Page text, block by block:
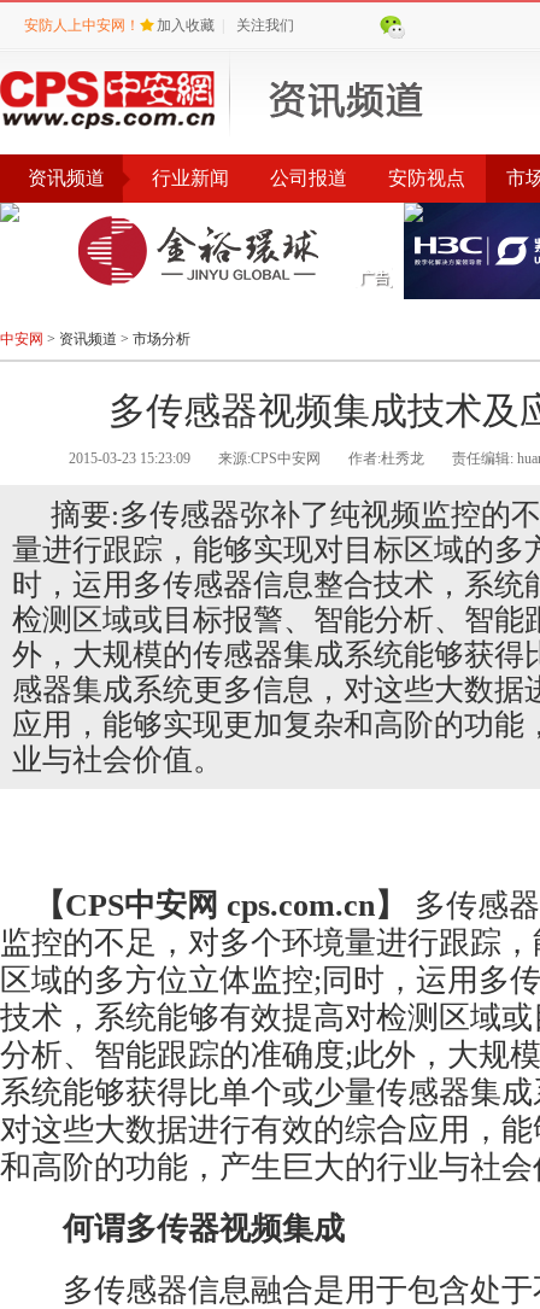
安防人上中安网！ 加入收藏 关注我们
资讯频道 行业新闻 公司报道 安防视点 市
公告 评选 榜单
中安网 > 资讯频道 > 市场分析
多传感器视频集成技术及
2015-03-23 15:23:09 来源:CPS中安网 作者:杜秀龙 责任编辑:
摘要:多传感器弥补了纯视频监控的
量进行跟踪，能够实现对目标区域的多
时，运用多传感器信息整合技术，系统
检测区域或目标报警、智能分析、智能
外，大规模的传感器集成系统能够获得
感器集成系统更多信息，对这些大数据
应用，能够实现更加复杂和高阶的功能
业与社会价值。
【CPS中安网 cps.com.cn】
多传感
监控的不足，对多个环境量进行跟踪
区域的多方位立体监控;同时，运用多
技术，系统能够有效提高对检测区域
分析、智能跟踪的准确度;此外，大规
系统能够获得比单个或少量传感器集
对这些大数据进行有效的综合应用，
和高阶的功能，产生巨大的行业与社
何谓多传器视频集成
多传感器信息融合是用于包含处于